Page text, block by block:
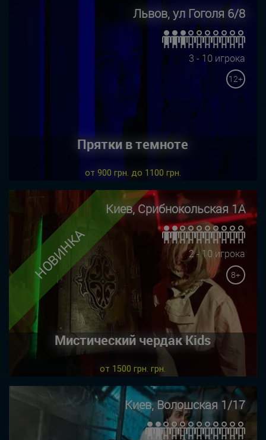
Львов, ул Гоголя 6/8
3 - 10 игрока
12+
Прятки в темноте
от 900 грн. до 1100 грн.
НОВИНКА
Киев, Срибнокольская 1А
2 - 10 игрока
8+
Мистический чердак Kids
от 1500 грн. грн.
Киев, Волошская 1/17